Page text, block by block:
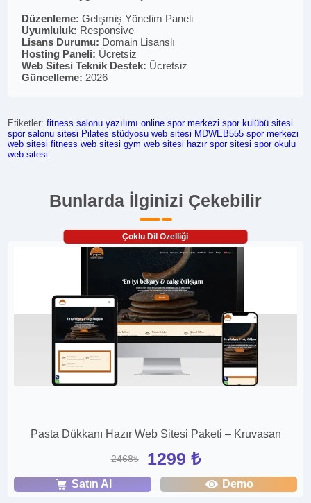
Düzenleme:Gelişmiş Yönetim Paneli
Uyumluluk: Responsive
Lisans Durumu: Domain Lisanslı
Hosting Paneli: Ücretsiz
Web Sitesi Teknik Destek: Ücretsiz
Güncelleme: 2026
Etiketler:fitness salonu yazılımı online spor merkezi spor kulübü sitesi
spor salonu sitesi Pilates stüdyosu web sitesi MDWEB555 spor merkezi
web sitesi fitness web sitesi gym web sitesi hazır spor sitesi spor okulu
web sitesi
Bunlarda İlginizi Çekebilir
Çoklu Dil Özelliği
Pasta Dükkanı Hazır Web Sitesi Paketi – Kruvasan
2468₺ 1299 ₺
Satın Al Demo